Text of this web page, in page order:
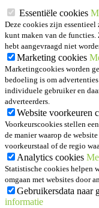
Essentiële cookies
Deze cookies zijn
kunt maken van de functies.
hebt aangevraagd niet
Marketing cookies
Marketingcookies worden
bedoeling is om
individuele gebruiker en
adverteerders.
Website voorkeuren
Voorkeurscookies stellen
de manier waarop de
voorkeurstaal of de regio
Analytics cookies
Statistische cookies helpen
omgaan met websites door
Gebruikersdata naar
informatie